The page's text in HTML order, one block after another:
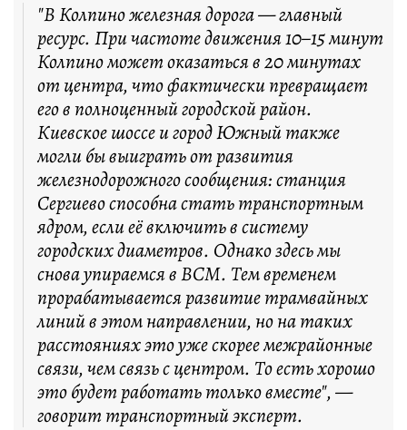
"В Колпино железная дорога — главный
ресурс. При частоте движения 10–15 минут
Колпино может оказаться в 20 минутах
от центра, что фактически превращает
его в полноценный городской район.
Киевское шоссе и город Южный также
могли бы выиграть от развития
железнодорожного сообщения: станция
Сергиево способна стать транспортным
ядром, если её включить в систему
городских диаметров. Однако здесь мы
снова упираемся в ВСМ. Тем временем
прорабатывается развитие трамвайных
линий в этом направлении, но на таких
расстояниях это уже скорее межрайонные
связи, чем связь с центром. То есть хорошо
это будет работать только вместе", —
говорит транспортный эксперт.